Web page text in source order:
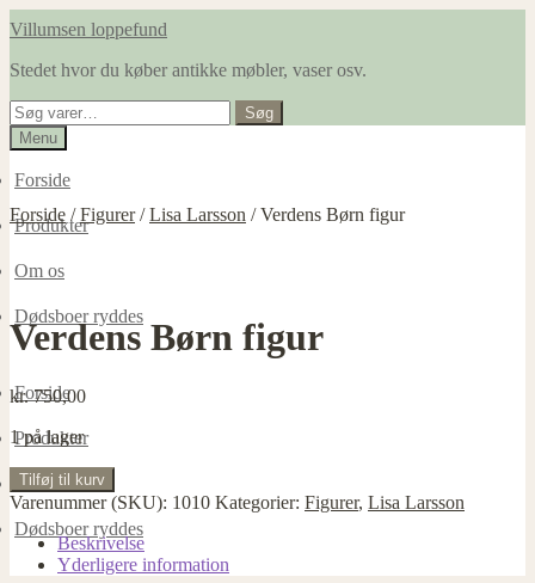
Spring
navigation
Spring
indhold
Villumsen loppefund
Stedet hvor du køber antikke møbler, vaser osv.
Søg
efter:
Søg
Menu
Forside
Produkter
Om os
Dødsboer ryddes
Forside
Produkter
Om os
Dødsboer ryddes
Forside /Figurer/Lisa Larsson /Verdens Børn figur
Verdens Børn figur
kr.750,00
1 på lager
Verdens
Børn
figur
antal
Tilføj til kurv
Varenummer (SKU): 1010 Kategorier: Figurer, Lisa Larsson
Beskrivelse
Yderligere information